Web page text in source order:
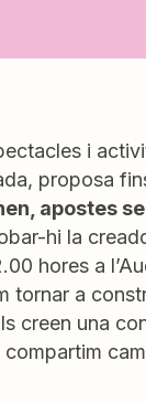
i
proposa
apostes
hi la
hores a
tornar a
creen una